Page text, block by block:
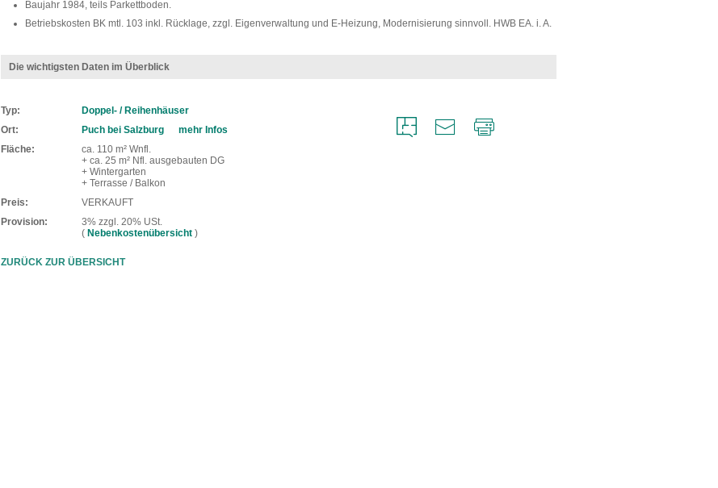
Baujahr 1984, teils Parkettboden.
Betriebskosten BK mtl. 103 inkl. Rücklage, zzgl. Eigenverwaltung und E-Heizung, Modernisierung sinnvoll. HWB EA. i. A.
Die wichtigsten Daten im Überblick
Typ
Doppel- / Reihenhäuser
Ort
Puch bei Salzburg
mehr Infos
Fläche
ca. 110 m² Wnfl.
+ ca. 25 m² Nfl. ausgebauten DG
+ Wintergarten
+ Terrasse / Balkon
Preis
VERKAUFT
Provision
3% zzgl. 20% USt.
( Nebenkostenübersicht )
ZURÜCK ZUR ÜBERSICHT